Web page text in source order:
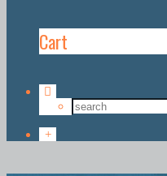
Cart